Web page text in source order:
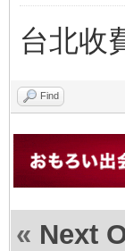
台北收
Find
« Next